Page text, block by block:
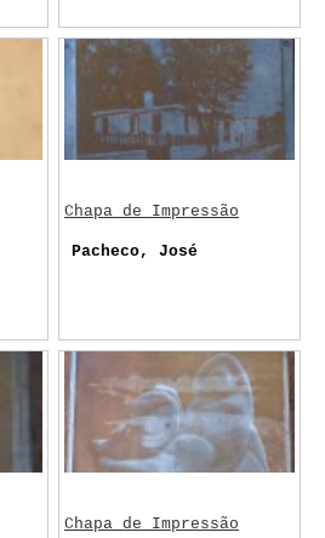
Chapa de Impressão
Pacheco, José
Chapa de Impressão